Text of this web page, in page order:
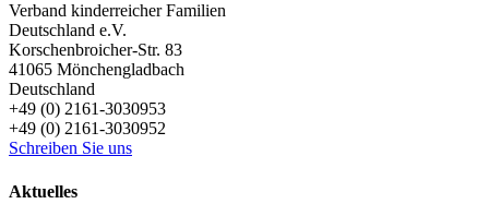
Verband kinderreicher Familien
Deutschland e.V.
Korschenbroicher-Str. 83
41065 Mönchengladbach
Deutschland
+49 (0) 2161-3030953
+49 (0) 2161-3030952
Schreiben Sie uns
Aktuelles